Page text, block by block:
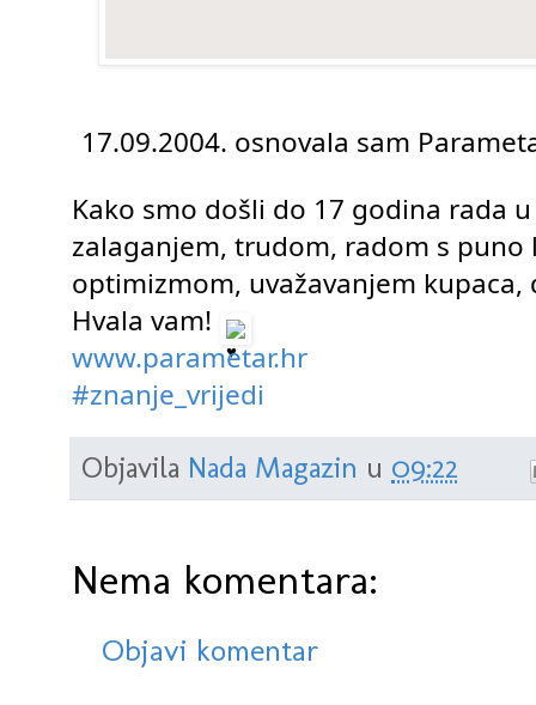
17.09.2004. osnovala sam
Kako smo došli do 17 godina rada
zalaganjem, trudom, radom s
optimizmom, uvažavanjem
Hvala vam!
www.parametar.hr
#znanje_vrijedi
Objavila Nada Magazin u 09:22
Nema komentara:
Objavi komentar